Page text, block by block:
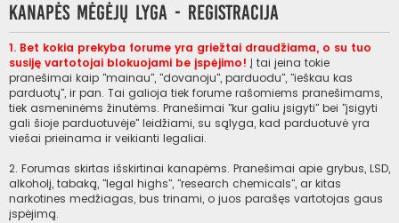
Kanapės mėgėjų lyga - Registracija
1. Bet kokia prekyba forume yra griežtai draudžiama, o su tuo
susiję vartotojai blokuojami be įspėjimo! Į tai įeina tokie
pranešimai kaip "mainau", "dovanoju", parduodu", "ieškau kas
parduotų", ir pan. Tai galioja tiek forume rašomiems pranešimams,
tiek asmeninėms žinutėms. Pranešimai "kur galiu įsigyti" bei "įsigyti
gali šioje parduotuvėje" leidžiami, su sąlyga, kad parduotuvė yra
viešai prieinama ir veikianti legaliai.
2. Forumas skirtas išskirtinai kanapėms. Pranešimai apie grybus, LSD,
alkoholį, tabaką, "legal highs", "research chemicals", ar kitas
narkotines medžiagas, bus trinami, o juos parašęs vartotojas gaus
įspėjimą.